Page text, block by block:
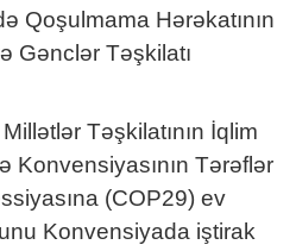
Qoşulmama Hərəkatının
Gənclər Təşkilatı
Təşkilatının İqlim
Konvensiyasının Tərəflər
(COP29) ev
Konvensiyada iştirak